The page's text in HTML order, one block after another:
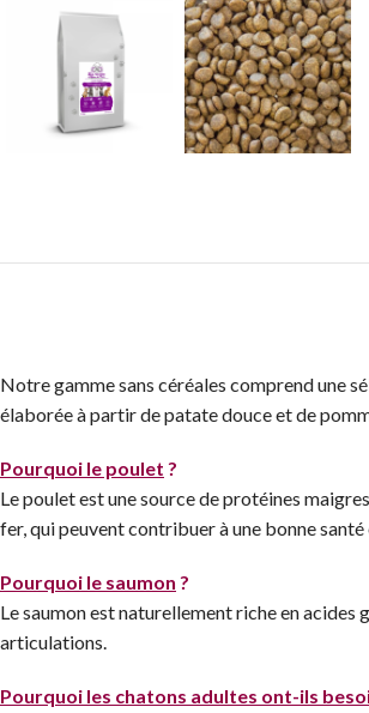
Notre gamme sans céréales comprend une
élaborée à partir de patate douce et de
Pourquoi le poulet ?
Le poulet est une source de protéines
fer, qui peuvent contribuer à une bonne
Pourquoi le saumon ?
Le saumon est naturellement riche en
articulations.
Pourquoi les chatons adultes ont-ils